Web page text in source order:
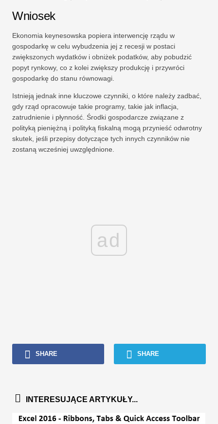
Wniosek
Ekonomia keynesowska popiera interwencję rządu w
gospodarkę w celu wybudzenia jej z recesji w postaci
zwiększonych wydatków i obniżek podatków, aby pobudzić
popyt rynkowy, co z kolei zwiększy produkcję i przywróci
gospodarkę do stanu równowagi.
Istnieją jednak inne kluczowe czynniki, o które należy zadbać,
gdy rząd opracowuje takie programy, takie jak inflacja,
zatrudnienie i płynność. Środki gospodarcze związane z
polityką pieniężną i polityką fiskalną mogą przynieść odwrotny
skutek, jeśli przepisy dotyczące tych innych czynników nie
zostaną wcześniej uwzględnione.
ad
SHARE SHARE
INTERESUJĄCE ARTYKUŁY...